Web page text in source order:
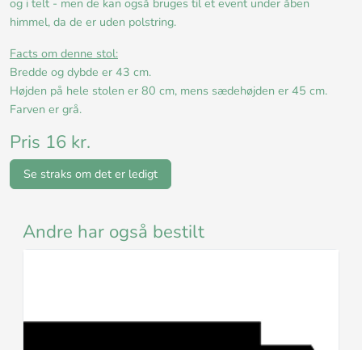
og i telt - men de kan også bruges til et event under åben
himmel, da de er uden polstring.
Facts om denne stol:
Bredde og dybde er 43 cm.
Højden på hele stolen er 80 cm, mens sædehøjden er 45 cm.
Farven er grå.
Pris 16 kr.
Se straks om det er ledigt
Andre har også bestilt